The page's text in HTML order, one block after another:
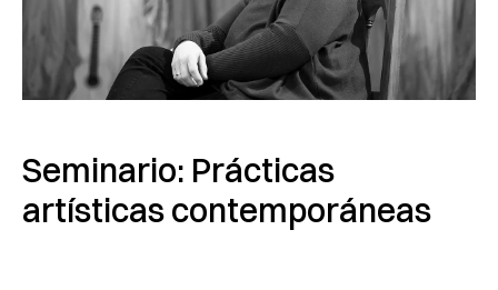
Seminario: Prácticas
artísticas contemporáneas